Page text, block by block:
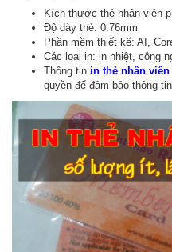
Kích thước thẻ nhân viên
Độ dày thẻ: 0.76mm
Phần mềm thiết kế: AI,
Các loại in: in nhiệt, công
Thông tin in thẻ nhân viên
quyền để đảm bảo thông